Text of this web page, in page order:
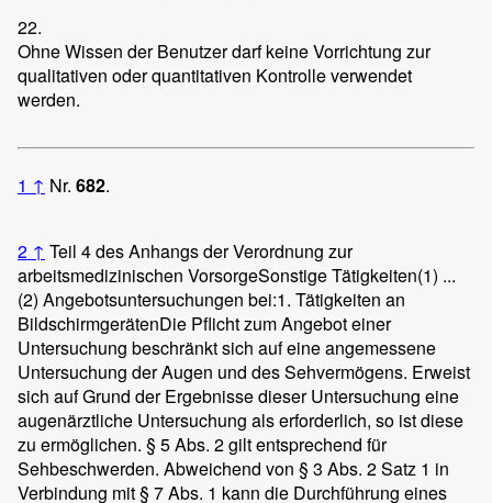
22.
Ohne Wissen der Benutzer darf keine Vorrichtung zur
qualitativen oder quantitativen Kontrolle verwendet
werden.
1 ↑ Nr. 682.
2 ↑ Teil 4 des Anhangs der Verordnung zur
arbeitsmedizinischen VorsorgeSonstige Tätigkeiten(1) ...
(2) Angebotsuntersuchungen bei:1. Tätigkeiten an
BildschirmgerätenDie Pflicht zum Angebot einer
Untersuchung beschränkt sich auf eine angemessene
Untersuchung der Augen und des Sehvermögens. Erweist
sich auf Grund der Ergebnisse dieser Untersuchung eine
augenärztliche Untersuchung als erforderlich, so ist diese
zu ermöglichen. § 5 Abs. 2 gilt entsprechend für
Sehbeschwerden. Abweichend von § 3 Abs. 2 Satz 1 in
Verbindung mit § 7 Abs. 1 kann die Durchführung eines